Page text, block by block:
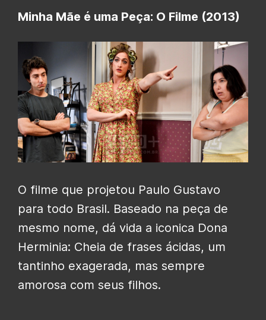
Minha Mãe é uma Peça: O Filme (2013)
O filme que projetou Paulo Gustavo
para todo Brasil. Baseado na peça de
mesmo nome, dá vida a iconica Dona
Herminia: Cheia de frases ácidas, um
tantinho exagerada, mas sempre
amorosa com seus filhos.